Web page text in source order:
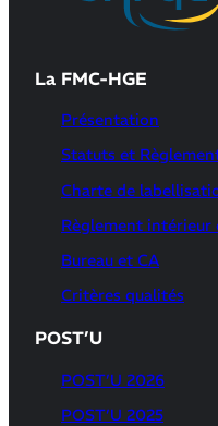
La FMC-HGE
Présentation
Statuts et
Charte de
Règlement intérieur
Bureau et CA
Critères qualités
POST’U
POST’U 2026
POST’U 2025